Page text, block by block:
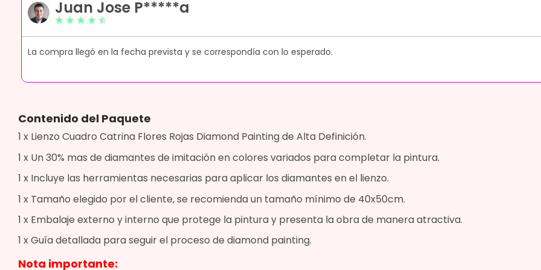
Juan Jose P*****a
☆ ☆ ☆ ☆ ☆
La compra llegó en la fecha prevista y se correspondía con lo esperado.
Contenido del Paquete
1 x Lienzo Cuadro Catrina Flores Rojas Diamond Painting de Alta Definición.
1 x Un 30% mas de diamantes de imitación en colores variados para completar la pintura.
1 x Incluye las herramientas necesarias para aplicar los diamantes en el lienzo.
1 x Tamaño elegido por el cliente, se recomienda un tamaño mínimo de 40x50cm.
1 x Embalaje externo y interno que protege la pintura y presenta la obra de manera atractiva.
1 x Guía detallada para seguir el proceso de diamond painting.
Nota importante: